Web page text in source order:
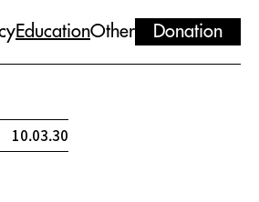
EducationOther Donation
10.03.30